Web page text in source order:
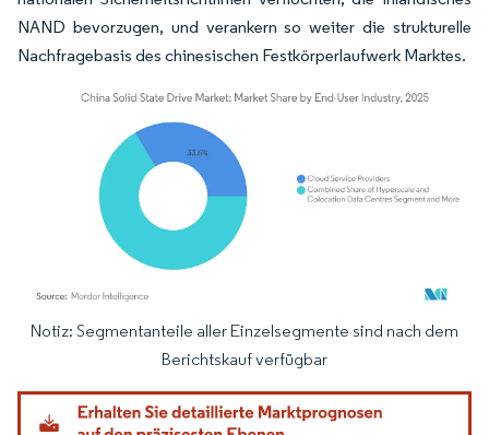
NAND bevorzugen, und verankern so weiter die strukturelle
Nachfragebasis des chinesischen Festkörperlaufwerk Marktes.
Bild © Mordor Intelligence. Wiederverwendung erfordert Namensnennung
Notiz: Segmentanteile aller Einzelsegmente sind nach dem
Berichtskauf verfügbar